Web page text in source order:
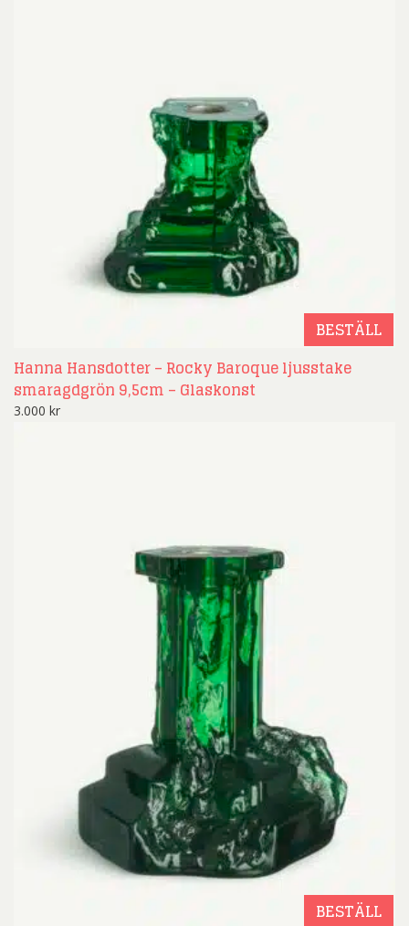
BESTÄLL
Hanna Hansdotter – Rocky Baroque ljusstake
smaragdgrön 9,5cm – Glaskonst
3.000 kr
BESTÄLL